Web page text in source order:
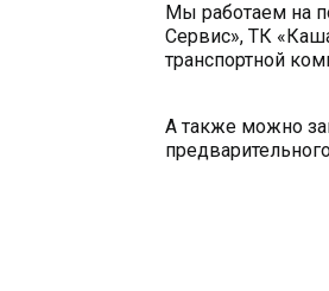
Мы работаем на
Сервис», ТК
транспортной
А также можно